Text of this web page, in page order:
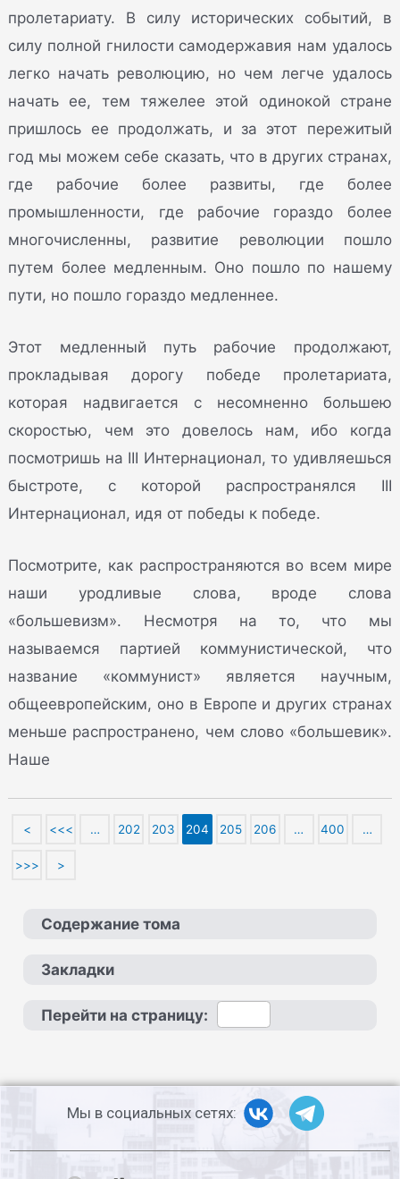
пролетариату. В силу исторических событий, в
силу полной гнилости самодержавия нам удалось
легко начать революцию, но чем легче удалось
начать ее, тем тяжелее этой одинокой стране
пришлось ее продолжать, и за этот пережитый
год мы можем себе сказать, что в других странах,
где рабочие более развиты, где более
промышленности, где рабочие гораздо более
многочисленны, развитие революции пошло
путем более медленным. Оно пошло по нашему
пути, но пошло гораздо медленнее.
Этот медленный путь рабочие продолжают,
прокладывая дорогу победе пролетариата,
которая надвигается с несомненно большею
скоростью, чем это довелось нам, ибо когда
посмотришь на III Интернационал, то удивляешься
быстроте, с которой распространялся III
Интернационал, идя от победы к победе.
Посмотрите, как распространяются во всем мире
наши уродливые слова, вроде слова
«большевизм». Несмотря на то, что мы
называемся партией коммунистической, что
название «коммунист» является научным,
общеевропейским, оно в Европе и других странах
меньше распространено, чем слово «большевик».
Наше
< <<< … 202 203 204 205 206 … 400 …
>>> >
Содержание тома
Закладки
Перейти на страницу:
Мы в социальных сетях: